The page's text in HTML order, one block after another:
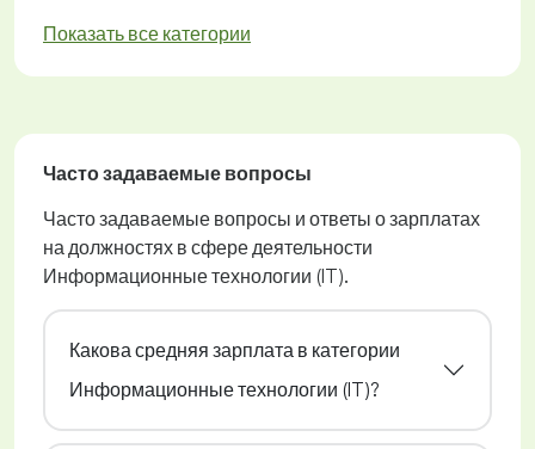
Показать все категории
Часто задаваемые вопросы
Часто задаваемые вопросы и ответы о зарплатах
на должностях в сфере деятельности
Информационные технологии (IT).
Какова средняя зарплата в категории
Информационные технологии (IT)?